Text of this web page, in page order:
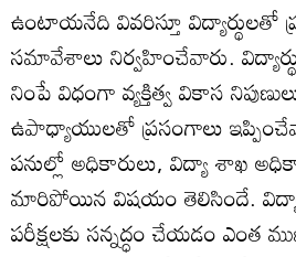
ఉంటాయనేది వివరిస్తూ విద్యార్థులతో
సమావేశాలు నిర్వహించేవారు.
నింపే విధంగా వ్యక్తిత్వ వికాస
ఉపాధ్యాయులతో ప్రసంగాలు
పనుల్లో అధికారులు, విద్యా శాఖ
మారిపోయిన విషయం తెలిసిందే.
పరీక్షలకు సన్నద్ధం చేయడం ఎంత